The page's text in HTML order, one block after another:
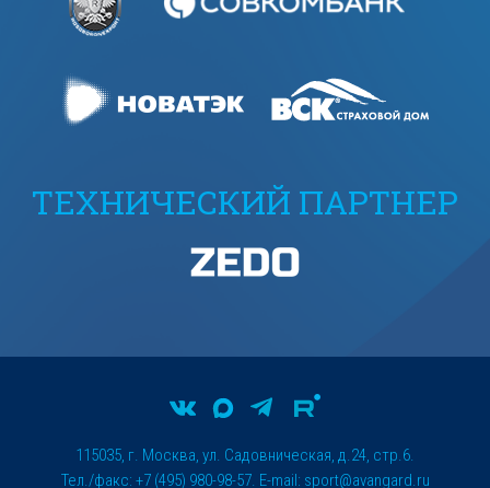
ТЕХНИЧЕСКИЙ ПАРТНЕР
115035, г. Москва, ул. Садовническая, д.24, стр.6.
Тел./факс: +7 (495) 980-98-57. E-mail: sport@avangard.ru